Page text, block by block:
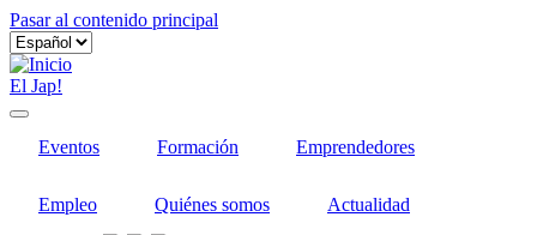
Pasar al contenido principal
El Jap!
Eventos Formación Emprendedores
Empleo Quiénes somos Actualidad